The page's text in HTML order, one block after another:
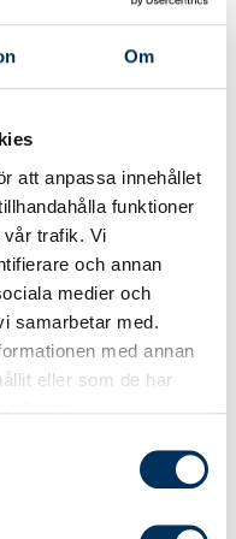
Om
att anpassa innehållet
funktioner
trafik. Vi
och annan
medier och
samarbetar med.
med annan
eller som de har
inte
inte
ställning
vara logiskt med
i ställningens
som måste
en ideell förening
upprätta